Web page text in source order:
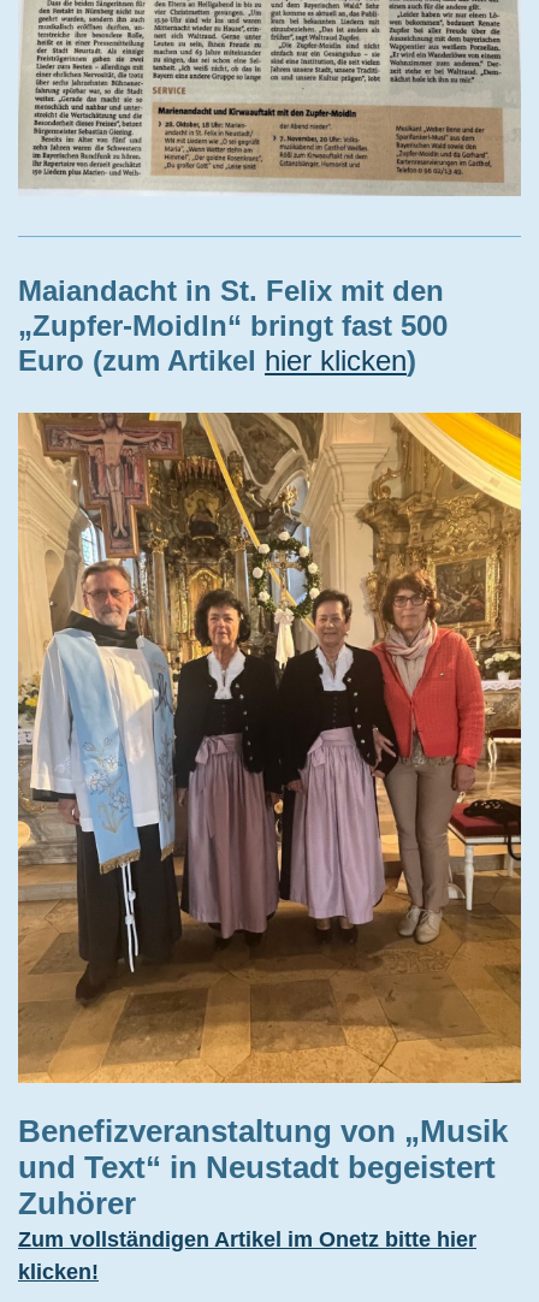
Maiandacht in St. Felix mit den
„Zupfer-Moidln“ bringt fast 500
Euro (zum Artikel hier klicken)
Benefizveranstaltung von „Musik
und Text“ in Neustadt begeistert
Zuhörer
Zum vollständigen Artikel im Onetz bitte hier
klicken!